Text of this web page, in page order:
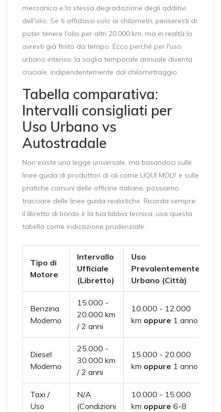
meccanica e la stessa degradazione degli additivi
dell'olio. Se ti affidassi solo ai chilometri, penseresti di
poter tenere l'olio per altri 20.000 km, ma in realtà lo
avresti già finito da tempo. Ecco perché per l'uso
urbano intenso, la soglia temporale annuale diventa
cruciale, indipendentemente dal chilometraggio.
Tabella comparativa:
Intervalli consigliati per
Uso Urbano vs
Autostradale
Non esiste una legge universale, ma basandoci sulle
linee guida di produttori di oli come LIQUI MOLY e sulle
pratiche comuni delle officine italiane, possiamo
tracciare delle linee guida realistiche. Ricorda sempre:
il libretto di bordo è la tua bibbia tecnica, usa questa
tabella come indicazione prudenziale.
Tipo di
Motore
Intervallo
Ufficiale
(Libretto)
Uso
Prevalentemente
Urbano (Città)
Benzina
Moderno
15.000 -
20.000 km
/ 2 anni
10.000 - 12.000
km oppure 1 anno
Diesel
Moderno
25.000 -
30.000 km
/ 2 anni
15.000 - 20.000
km oppure 1 anno
Taxi /
Uso
N/A
(Condizioni
10.000 - 15.000
km oppure 6-8